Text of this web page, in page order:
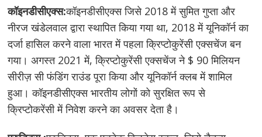
कॉइनडीसीएक्स:कॉइनडीसीएक्स जिसे 2018 में सुमित गुप्ता और
नीरज खंडेलवाल द्वारा स्थापित किया गया था, 2018 में यूनिकॉर्न का
दर्जा हासिल करने वाला भारत में पहला क्रिप्टोकुरेंसी एक्सचेंज बन
गया। अगस्त 2021 में, क्रिप्टोकुरेंसी एक्सचेंज ने $ 90 मिलियन
सीरीज़ सी फंडिंग राउंड पूरा किया और यूनिकॉर्न क्लब में शामिल
हुआ। कॉइनडीसीएक्स भारतीय लोगों को सुरक्षित रूप से
क्रिप्टोकरेंसी में निवेश करने का अवसर देता है।